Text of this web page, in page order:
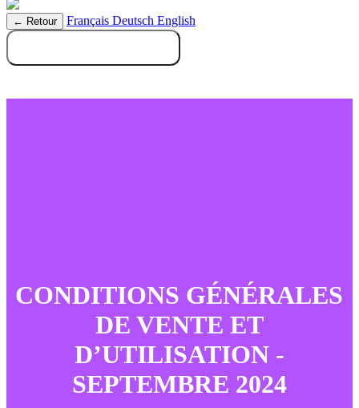
← Retour Français Deutsch English
CONDITIONS GÉNÉRALES
DE VENTE ET
D’UTILISATION -
SEPTEMBRE 2024